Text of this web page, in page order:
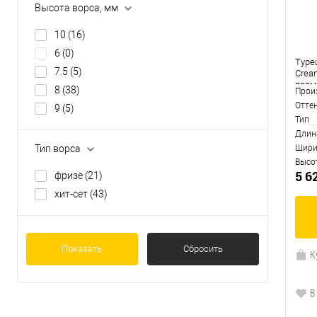
Высота ворса, мм
10 (16)
6 (0)
7.5 (5)
8 (38)
9 (5)
Тип ворса
фризе (21)
хит-сет (43)
Показать Сбросить
Тип
5